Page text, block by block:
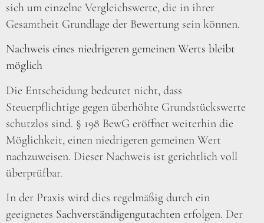
sich um einzelne Vergleichswerte, die in ihrer
Gesamtheit Grundlage der Bewertung sein können.
Nachweis eines niedrigeren gemeinen Werts bleibt
möglich
Die Entscheidung bedeutet nicht, dass
Steuerpflichtige gegen überhöhte Grundstückswerte
schutzlos sind. § 198 BewG eröffnet weiterhin die
Möglichkeit, einen niedrigeren gemeinen Wert
nachzuweisen. Dieser Nachweis ist gerichtlich voll
überprüfbar.
In der Praxis wird dies regelmäßig durch ein
geeignetes Sachverständigengutachten erfolgen. Der